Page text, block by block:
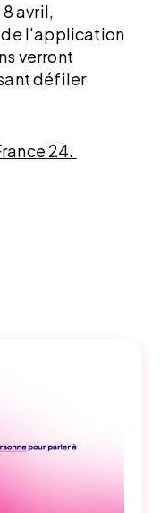
avril,
de l'application
verront
défiler
24.